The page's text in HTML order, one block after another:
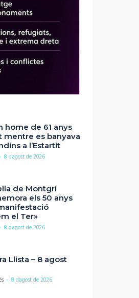
home de 61 anys
mentre es banyava
a l’Estartit
8 d'agost de 2026
de Montgrí
els 50 anys
el Ter»
8 d'agost de 2026
Llista – 8 agost
- 8 d'agost de 2026